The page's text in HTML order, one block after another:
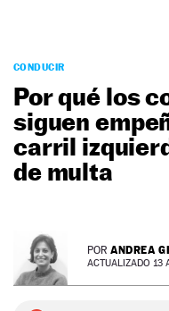
PODCAST
MOTOS
TECNOLOGÍA
SUPERCOCHES
MOTORTV
NEWSLETTER
CONDUCIR
Por qué los
siguen
carril
de multa
POR ANDREA
ACTUALIZADO 13